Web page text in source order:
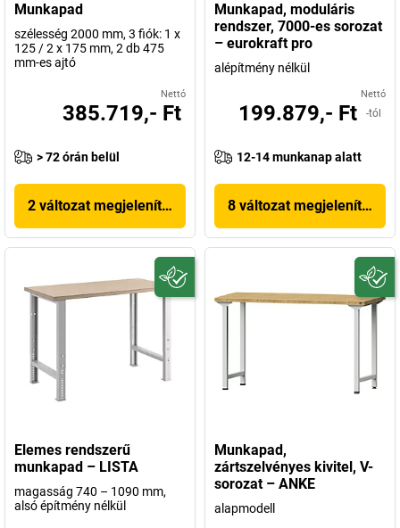
Munkapad
szélesség 2000 mm, 3 fiók: 1 x
125 / 2 x 175 mm, 2 db 475
mm-es ajtó
Nettó
385.719,- Ft
> 72 órán belül
2 változat megjelenítése
Munkapad, moduláris
rendszer, 7000-es sorozat
– eurokraft pro
alépítmény nélkül
Nettó
199.879,- Ft -tól
12-14 munkanap alatt
8 változat megjelenítése
Elemes rendszerű
munkapad – LISTA
magasság 740 – 1090 mm,
alsó építmény nélkül
Munkapad,
zártszelvényes kivitel, V-
sorozat – ANKE
alapmodell